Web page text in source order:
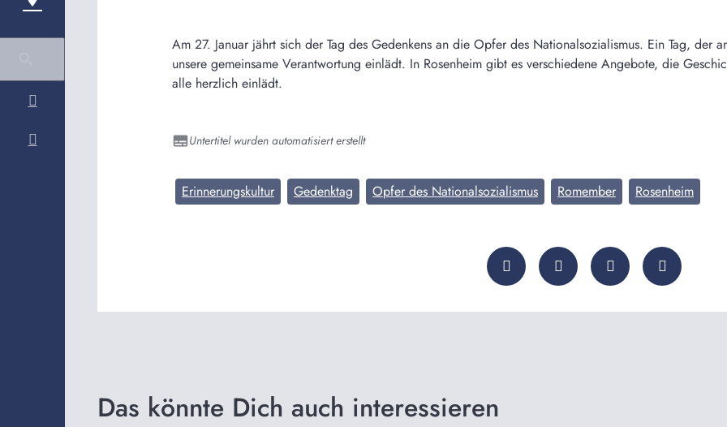
Am 27. Januar jährt sich der Tag des Gedenkens an die Opfer des Nationalsozialismus. Ein Tag, der
unsere gemeinsame Verantwortung einlädt. In Rosenheim gibt es verschiedene Angebote, die
alle herzlich einlädt.
Untertitel wurden automatisiert erstellt
Erinnerungskultur Gedenktag Opfer des Nationalsozialismus Romember Rosenheim
Das könnte Dich auch interessieren